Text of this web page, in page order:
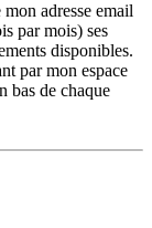
adresse email
par mois) ses
disponibles.
par mon espace
bas de chaque